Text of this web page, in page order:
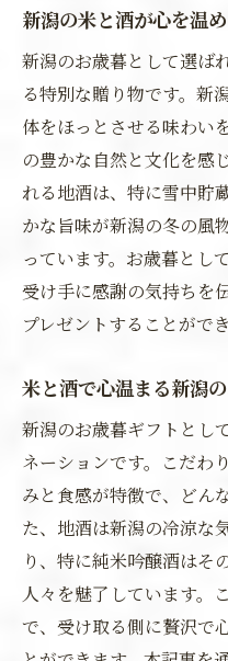
新潟の米と酒が心を温
新潟のお歳暮として選ば
る特別な贈り物です。新
体をほっとさせる味わい
の豊かな自然と文化を感
れる地酒は、特に雪中貯
かな旨味が新潟の冬の風
っています。お歳暮とし
受け手に感謝の気持ちを
プレゼントすることがで
米と酒で心温まる新潟
新潟のお歳暮ギフトとし
ネーションです。こだわ
みと食感が特徴で、どん
た、地酒は新潟の冷涼な
り、特に純米吟醸酒はそ
人々を魅了しています。
で、受け取る側に贅沢で